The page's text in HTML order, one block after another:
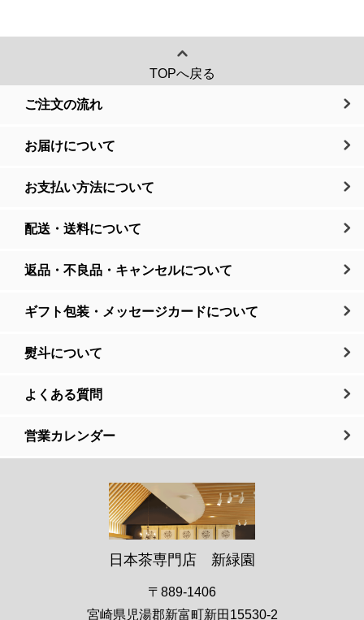
TOPへ戻る
ご注文の流れ
お届けについて
お支払い方法について
配送・送料について
返品・不良品・キャンセルについて
ギフト包装・メッセージカードについて
熨斗について
よくある質問
営業カレンダー
日本茶専門店 新緑園
〒889-1406
宮崎県児湯郡新富町新田15530-2